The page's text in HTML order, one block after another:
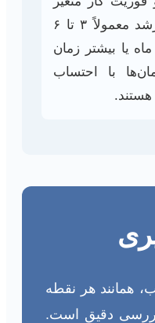
است. برای کارشناسی ارشد معمولاً ۳ تا ۶
ماه و برای دکترا ۶ تا ۱۲ ماه یا بیشتر زمان
با احتساب
هستند.
همانند هر نقطه
بررسی دقیق است.